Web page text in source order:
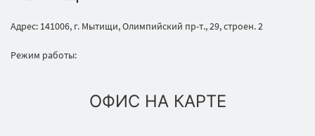
Адрес: 141006, г. Мытищи, Олимпийский пр-т., 29, строен. 2
Режим работы:
ОФИС НА КАРТЕ